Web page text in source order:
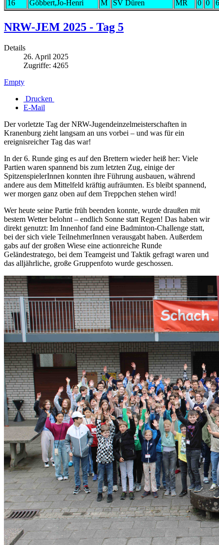
16 Göbbert,Jo-Henri M SV Düren MR 0 0 6
NRW-JEM 2025 - Tag 5
Details
26. April 2025
Zugriffe: 4265
Empty
Drucken
E-Mail
Der vorletzte Tag der NRW-Jugendeinzelmeisterschaften in
Kranenburg zieht langsam an uns vorbei – und was für ein
ereignisreicher Tag das war!
In der 6. Runde ging es auf den Brettern wieder heiß her: Viele
Partien waren spannend bis zum letzten Zug, einige der
SpitzenspielerInnen konnten ihre Führung ausbauen, während
andere aus dem Mittelfeld kräftig aufräumten. Es bleibt spannend,
wer morgen ganz oben auf dem Treppchen stehen wird!
Wer heute seine Partie früh beenden konnte, wurde draußen mit
bestem Wetter belohnt – endlich Sonne statt Regen! Das haben wir
direkt genutzt: Im Innenhof fand eine Badminton-Challenge statt,
bei der sich viele TeilnehmerInnen verausgabt haben. Außerdem
gabs auf der großen Wiese eine actionreiche Runde
Geländestratego, bei dem Teamgeist und Taktik gefragt waren und
das alljährliche, große Gruppenfoto wurde geschossen.